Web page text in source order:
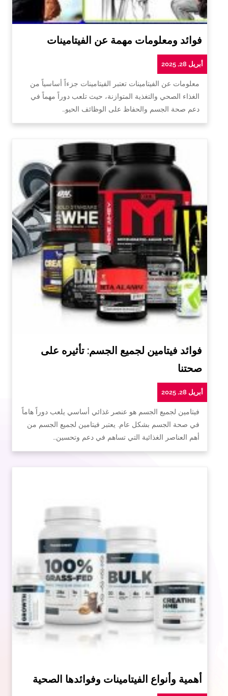
فوائد ومعلومات مهمة عن الفيتامينات
أبريل 28, 2025
معلومات عن الفيتامينات تعتبر الفيتامينات جزءاً أساسياً من
الغذاء الصحي والتغذية المتوازنة، حيث تلعب دوراً مهماً في
دعم صحة الجسم والحفاظ على الوظائف الحيو…
فوائد فيتامين لجميع الجسم: تأثيره على
صحتنا
أبريل 28, 2025
فيتامين لجميع الجسم هو عنصر غذائي أساسي يلعب دوراً هاماً
في صحة الجسم بشكل عام. يعتبر فيتامين لجميع الجسم من
أهم العناصر الغذائية التي تساهم في دعم وتحسين…
أهمية وأنواع الفيتامينات وفوائدها الصحية